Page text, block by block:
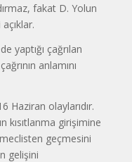
fakat D. Yolun
yaptığı çağrılan
anlamını
Haziran olaylarıdır.
kısıtlanma girişimine
geçmesini
gelişini